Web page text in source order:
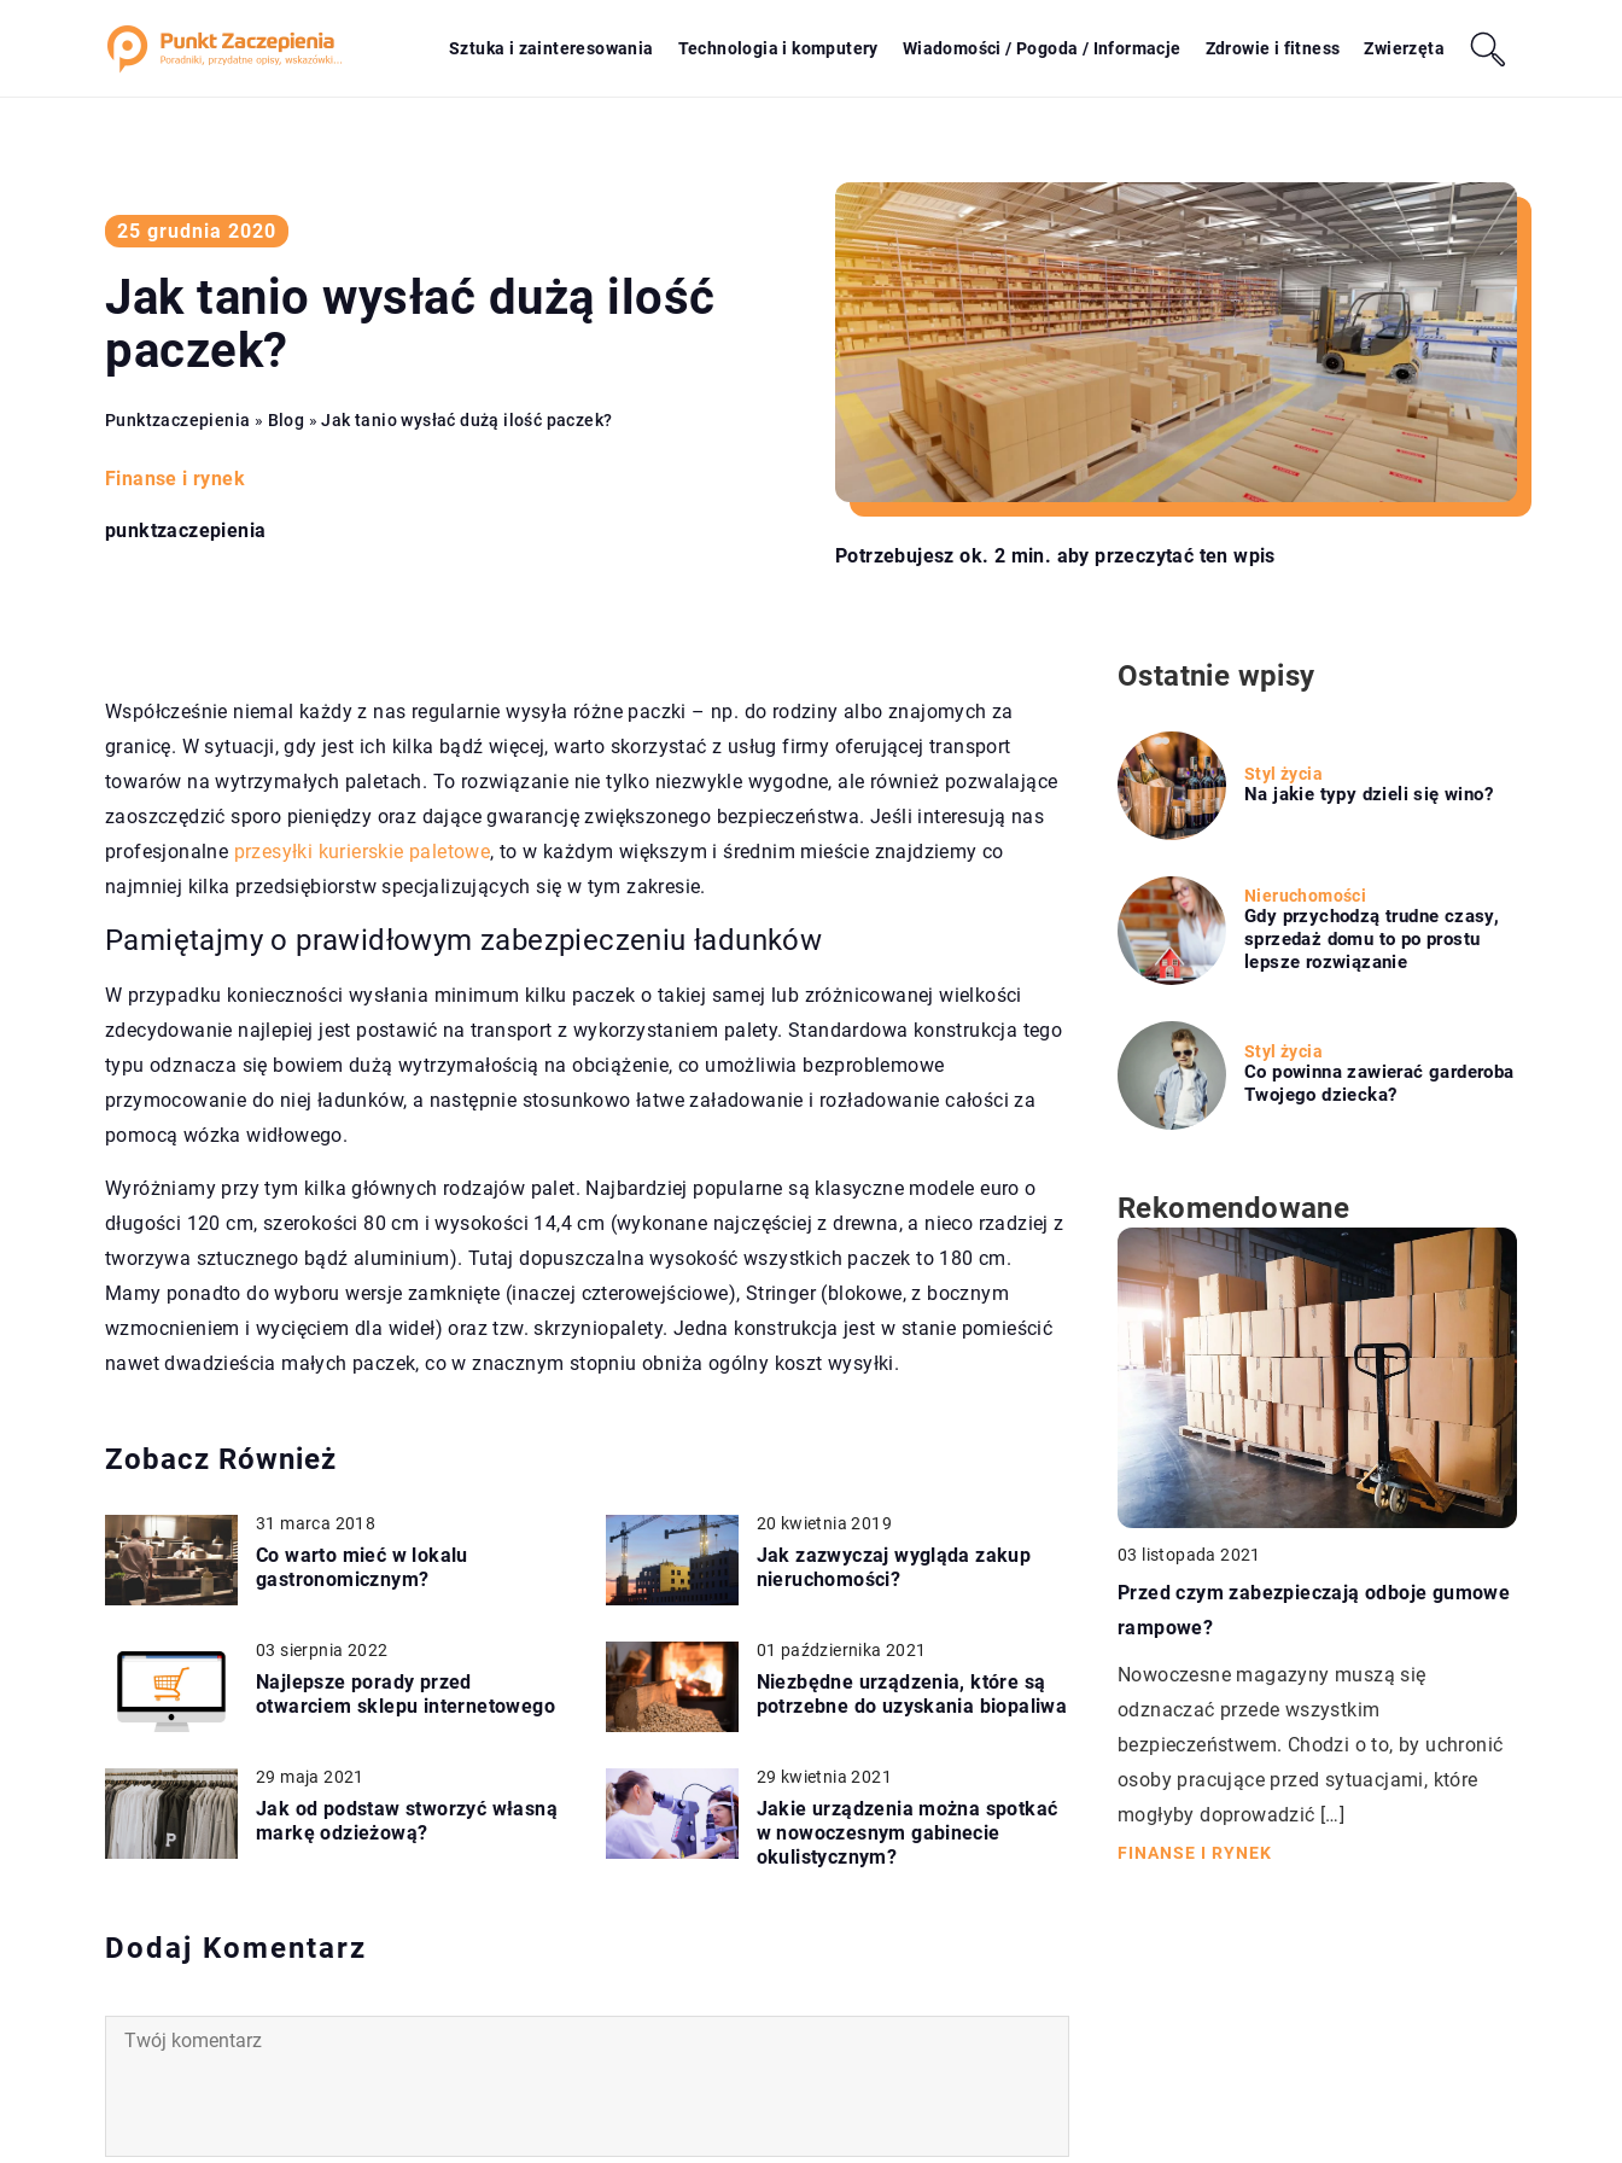
Sztuka i zainteresowania Technologia i komputery Wiadomości / Pogoda / Informacje Zdrowie i fitness Zwierzęta
25 grudnia 2020
Jak tanio wysłać dużą ilość
paczek?
Punktzaczepienia » Blog »Jak tanio wysłać dużą ilość paczek?
Finanse i rynek
punktzaczepienia
Potrzebujesz ok. 2 min. aby przeczytać ten wpis
Współcześnie niemal każdy z nas regularnie wysyła różne paczki – np. do rodziny albo znajomych za
granicę. W sytuacji, gdy jest ich kilka bądź więcej, warto skorzystać z usług firmy oferującej transport
towarów na wytrzymałych paletach. To rozwiązanie nie tylko niezwykle wygodne, ale również pozwalające
zaoszczędzić sporo pieniędzy oraz dające gwarancję zwiększonego bezpieczeństwa. Jeśli interesują nas
profesjonalne przesyłki kurierskie paletowe, to w każdym większym i średnim mieście znajdziemy co
najmniej kilka przedsiębiorstw specjalizujących się w tym zakresie.
Pamiętajmy o prawidłowym zabezpieczeniu ładunków
W przypadku konieczności wysłania minimum kilku paczek o takiej samej lub zróżnicowanej wielkości
zdecydowanie najlepiej jest postawić na transport z wykorzystaniem palety. Standardowa konstrukcja tego
typu odznacza się bowiem dużą wytrzymałością na obciążenie, co umożliwia bezproblemowe
przymocowanie do niej ładunków, a następnie stosunkowo łatwe załadowanie i rozładowanie całości za
pomocą wózka widłowego.
Wyróżniamy przy tym kilka głównych rodzajów palet. Najbardziej popularne są klasyczne modele euro o
długości 120 cm, szerokości 80 cm i wysokości 14,4 cm (wykonane najczęściej z drewna, a nieco rzadziej z
tworzywa sztucznego bądź aluminium). Tutaj dopuszczalna wysokość wszystkich paczek to 180 cm.
Mamy ponadto do wyboru wersje zamknięte (inaczej czterowejściowe), Stringer (blokowe, z bocznym
wzmocnieniem i wycięciem dla wideł) oraz tzw. skrzyniopalety. Jedna konstrukcja jest w stanie pomieścić
nawet dwadzieścia małych paczek, co w znacznym stopniu obniża ogólny koszt wysyłki.
Zobacz Również
31 marca 2018
Co warto mieć w lokalu
gastronomicznym?
20 kwietnia 2019
Jak zazwyczaj wygląda zakup
nieruchomości?
03 sierpnia 2022
Najlepsze porady przed
otwarciem sklepu internetowego
01 października 2021
Niezbędne urządzenia, które są
potrzebne do uzyskania biopaliwa
29 maja 2021
Jak od podstaw stworzyć własną
markę odzieżową?
29 kwietnia 2021
Jakie urządzenia można spotkać
w nowoczesnym gabinecie
okulistycznym?
Dodaj Komentarz
Ostatnie wpisy
Styl życia
Na jakie typy dzieli się wino?
Nieruchomości
Gdy przychodzą trudne czasy,
sprzedaż domu to po prostu
lepsze rozwiązanie
Styl życia
Co powinna zawierać garderoba
Twojego dziecka?
Rekomendowane
03 listopada 2021
Przed czym zabezpieczają odboje gumowe
rampowe?
Nowoczesne magazyny muszą się
odznaczać przede wszystkim
bezpieczeństwem. Chodzi o to, by uchronić
osoby pracujące przed sytuacjami, które
mogłyby doprowadzić […]
FINANSE I RYNEK